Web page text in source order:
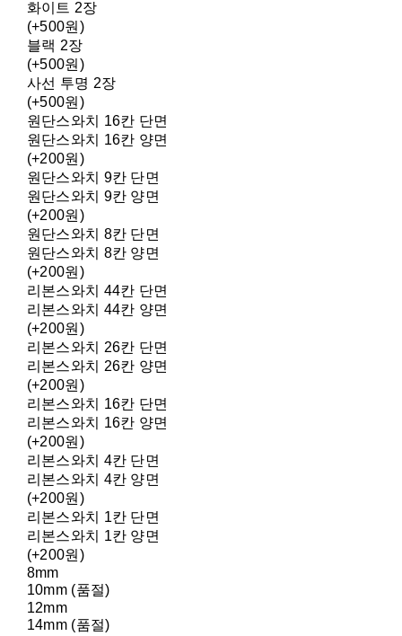
화이트 2장
(+500원)
블랙 2장
(+500원)
사선 투명 2장
(+500원)
원단스와치 16칸 단면
원단스와치 16칸 양면
(+200원)
원단스와치 9칸 단면
원단스와치 9칸 양면
(+200원)
원단스와치 8칸 단면
원단스와치 8칸 양면
(+200원)
리본스와치 44칸 단면
리본스와치 44칸 양면
(+200원)
리본스와치 26칸 단면
리본스와치 26칸 양면
(+200원)
리본스와치 16칸 단면
리본스와치 16칸 양면
(+200원)
리본스와치 4칸 단면
리본스와치 4칸 양면
(+200원)
리본스와치 1칸 단면
리본스와치 1칸 양면
(+200원)
8mm
10mm (품절)
12mm
14mm (품절)